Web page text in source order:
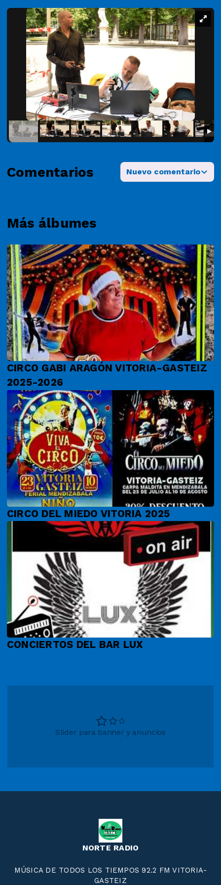
Más álbumes
CIRCO GABI ARAGÓN VITORIA-GASTEIZ
2025-2026
CIRCO DEL MIEDO VITORIA 2025
CONCIERTOS DEL BAR LUX
Comentarios Nuevo comentario
Slider para banner y anuncios
NORTE RADIO
MÚSICA DE TODOS LOS TIEMPOS 92.2 FM VITORIA-
GASTEIZ